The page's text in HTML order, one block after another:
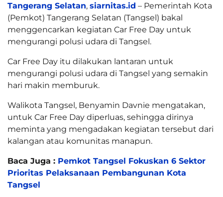
Tangerang Selatan, siarnitas.id – Pemerintah Kota
(Pemkot) Tangerang Selatan (Tangsel) bakal
menggencarkan kegiatan Car Free Day untuk
mengurangi polusi udara di Tangsel.
Car Free Day itu dilakukan lantaran untuk
mengurangi polusi udara di Tangsel yang semakin
hari makin memburuk.
Walikota Tangsel, Benyamin Davnie mengatakan,
untuk Car Free Day diperluas, sehingga dirinya
meminta yang mengadakan kegiatan tersebut dari
kalangan atau komunitas manapun.
Baca Juga : Pemkot Tangsel Fokuskan 6 Sektor
Prioritas Pelaksanaan Pembangunan Kota
Tangsel